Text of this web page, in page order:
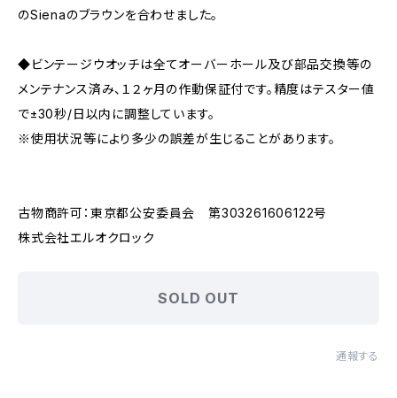
のSienaのブラウンを合わせました。
◆ビンテージウオッチは全てオーバーホール及び部品交換等の
メンテナンス済み、１２ヶ月の作動保証付です。精度はテスター値
で±30秒/日以内に調整しています。
※使用状況等により多少の誤差が生じることがあります。
古物商許可：東京都公安委員会 第303261606122号
株式会社エルオクロック
SOLD OUT
通報する